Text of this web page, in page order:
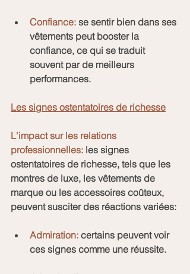
Confiance: se sentir bien dans ses
vêtements peut booster la
confiance, ce qui se traduit
souvent par de meilleurs
performances.
Les signes ostentatoires de richesse
L'impact sur les relations
professionnelles: les signes
ostentatoires de richesse, tels que les
montres de luxe, les vêtements de
marque ou les accessoires coûteux,
peuvent susciter des réactions variées:
Admiration: certains peuvent voir
ces signes comme une réussite.